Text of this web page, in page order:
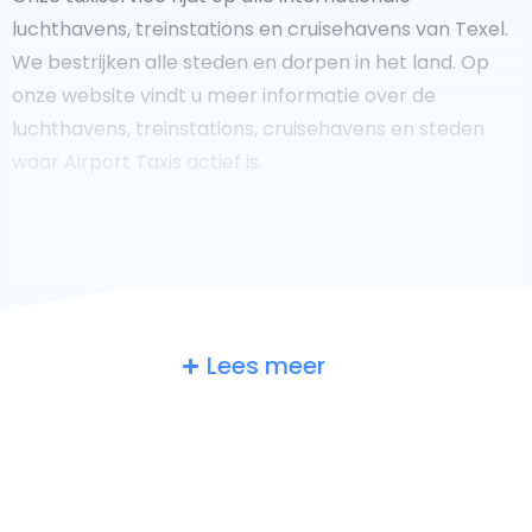
luchthavens, treinstations en cruisehavens van Texel.
We bestrijken alle steden en dorpen in het land. Op
onze website vindt u meer informatie over de
luchthavens, treinstations, cruisehavens en steden
waar Airport Taxis actief is.
Lees meer